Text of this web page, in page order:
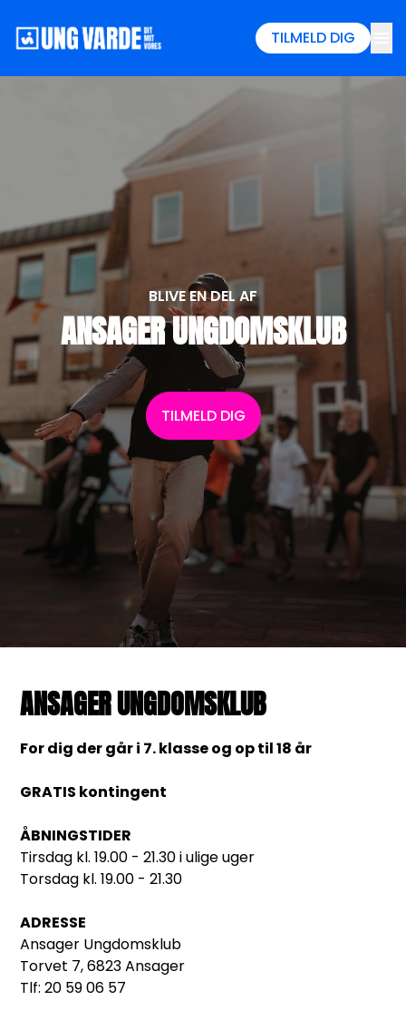
TILMELD DIG
ANSAGER UNGDOMSKLUB
BLIVE EN DEL AF
TILMELD DIG
ANSAGER UNGDOMSKLUB
For dig der går i 7. klasse og op til 18 år
GRATIS kontingent
ÅBNINGSTIDER
Tirsdag kl. 19.00 - 21.30 i ulige uger
Torsdag kl. 19.00 - 21.30
ADRESSE
Ansager Ungdomsklub
Torvet 7, 6823 Ansager
Tlf: 20 59 06 57